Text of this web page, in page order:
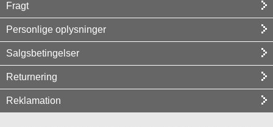
Fragt
Personlige oplysninger
Salgsbetingelser
Returnering
Reklamation